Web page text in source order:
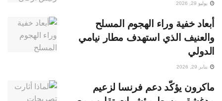
يوليو 29, 2026
أبعاد خفية وراء الهجوم المسلح
والعنيف الذي استهدف مطار نيامي
الدولي
يناير 29, 2026
ماكرون يؤكّد دعم فرنسا لزعيم